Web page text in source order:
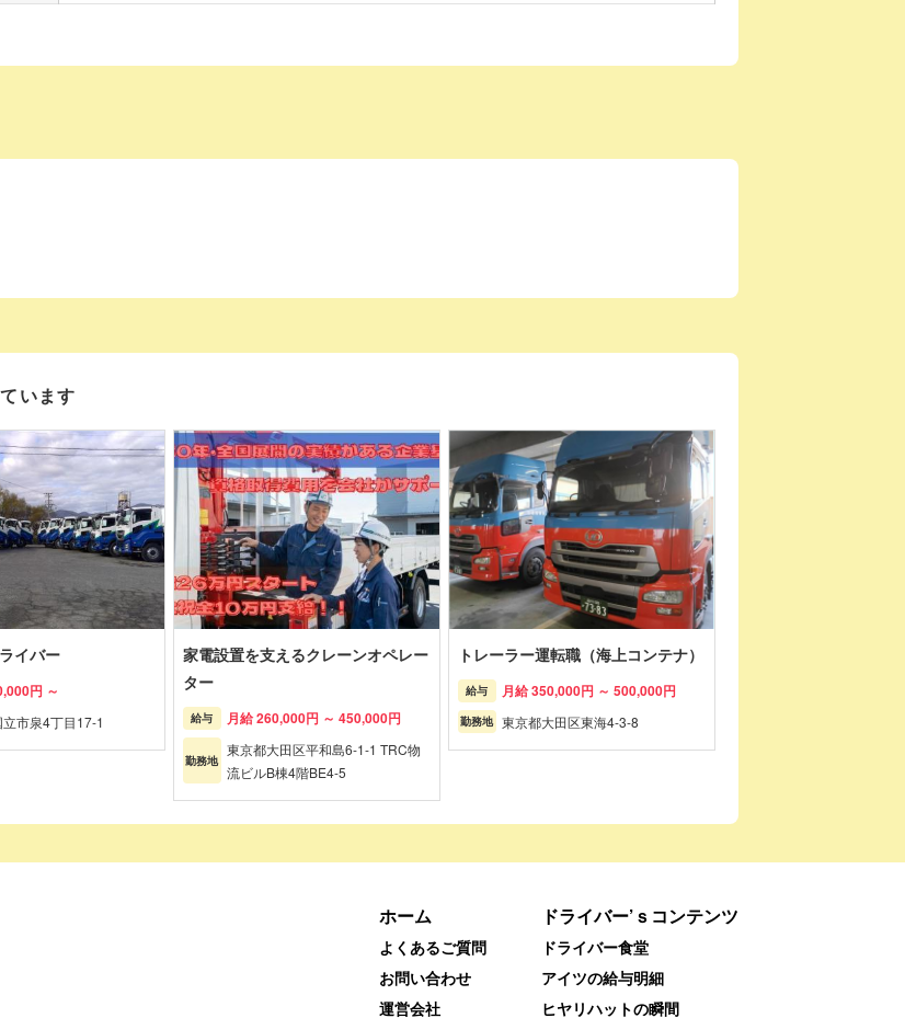
います
イバー
円 ～
市泉4丁目17-1
家電設置を支えるクレーンオペレー
ター
給与 月給 260,000円 ～ 450,000円
勤務地
東京都大田区平和島6-1-1 TRC物
流ビルB棟4階BE4-5
トレーラー運転職（海上コンテナ）
給与 月給 350,000円 ～ 500,000円
勤務地 東京都大田区東海4-3-8
ホーム
よくあるご質問
お問い合わせ
運営会社
ドライバー’ｓコンテンツ
ドライバー食堂
アイツの給与明細
ヒヤリハットの瞬間